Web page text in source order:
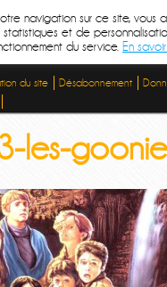
du site Désabonnement
les-
navigation sur ce site, vous
et de
du service. En